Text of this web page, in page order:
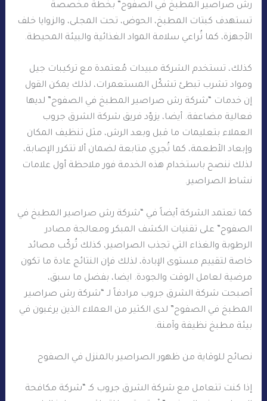
رش صراصير المطبخ في الصفوح” بخطة مخصصة
تستهدف كبتات المطبخ، الحوض، تحت المجلى، والزوايا خلف
الأجهزة، كما تُراعي سلامة المواد الغذائية والبيئة المحيطة.
كذلك، تستخدم الشركة مبيدات مُعتمدة مع تركيبات جيل
ومواد تشرب تبطئ تشكّل المستعمرات، لذلك يمكن القول
إن خدمات “شركة رش صراصير المطبخ في الصفوح” لديها
فعالية مضاعفة. أيضا، يزوّد فريق شركة الشرق جروب
العملاء بتعليمات ما قبل وبعد الرش، مثل تنظيف المكان
وإبعاد الأطعمة، كما تُجري متابعة لضمان ألا تتكرر الإصابة،
لذلك ننصح باستخدام هذه الخدمة فور ملاحظة أول علامات
نشاط الصراصير.
كما تعتمد الشركة أيضاً في “شركة رش صراصير المطبخ في
الصفوح” على تقنيات الكشف المبكر ومعالجة مصادر
الرطوبة والغذاء التي تجذب الصراصير، كذلك تُركّب مصائد
خاصة لتقييم مستوى الإبادة، لذلك فإن النتائج عادة ما تكون
مرضية لعامل الوقت والجودة. ايضا، بفضل ما سبق،
أصبحت شركة الشرق جروب مرادفاً لـ “شركة رش صراصير
المطبخ في الصفوح” لدى الكثير من العملاء الذين يرغبون في
بيئة مطبخ نظيفة وآمنة.
نصائح للوقاية من ظهور الصراصير بالمنزل في الصفوح
إذا كنت تتعامل مع شركة الشرق جروب كـ “شركة مكافحة